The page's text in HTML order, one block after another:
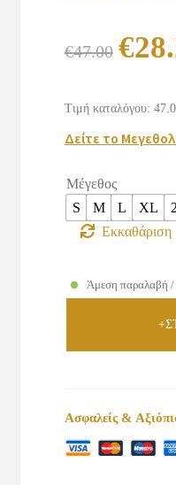
€47.00
was:
€
Τιμή καταλόγου:
Δείτε το
Μέγεθος
S
M L XL
Εκκαθάριση
Άμεση παραλαβή /
Ασφαλείς &